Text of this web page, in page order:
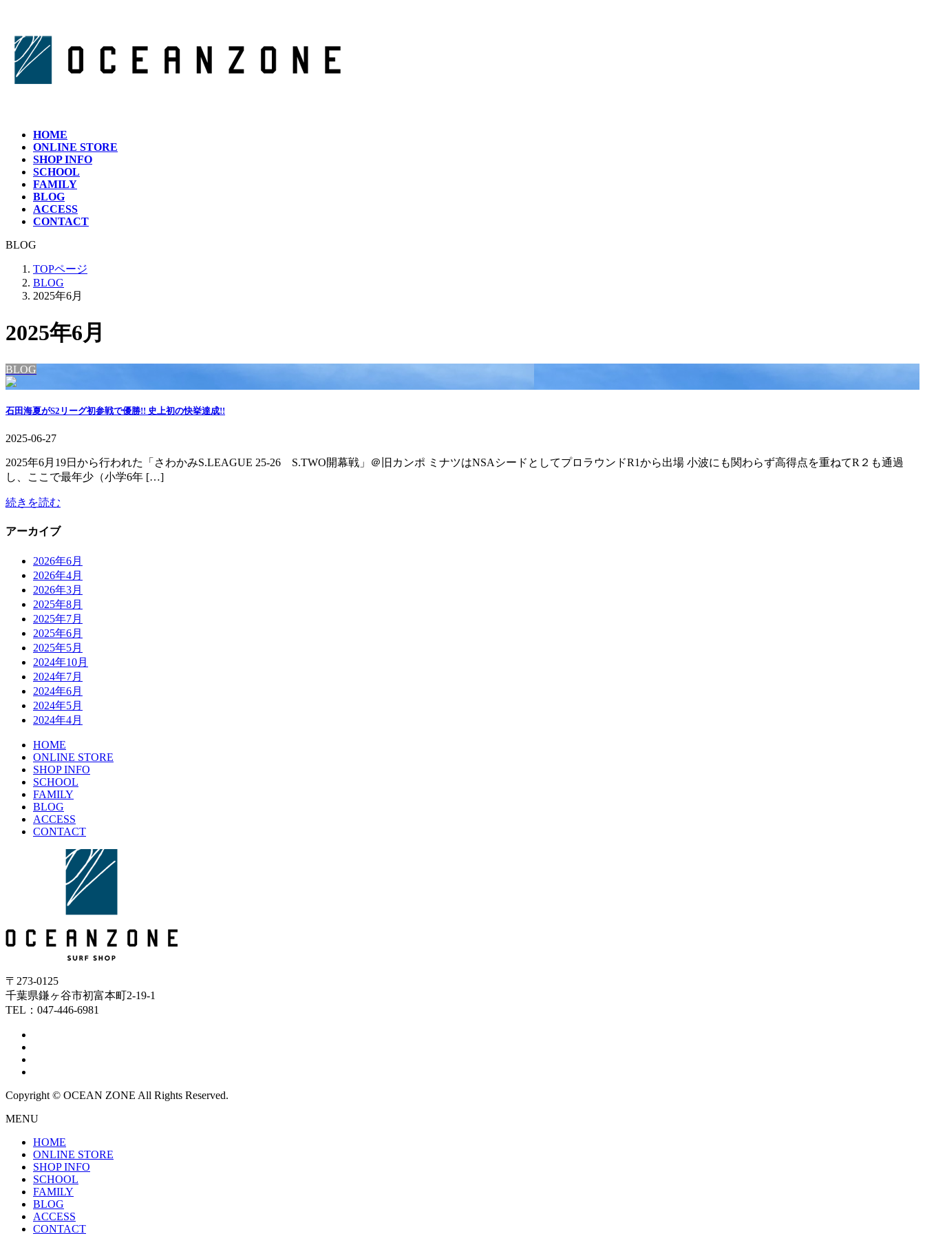
テ
ン
へ
ゲ
ー
ョ
HOME
ONLINE STORE
SHOP INFO
SCHOOL
FAMILY
BLOG
ACCESS
CONTACT
BLOG
TOPページ
BLOG
2025年6月
2025年6月
BLOG
石田海夏がS2リーグ初参戦で優勝!! 史上初の快挙達成!!
2025-06-27
2025年6月19日から行われた「さわかみS.LEAGUE 25-26 S.TWO開幕戦」＠旧カンポ ミナツはNSAシードとしてプロラウンドR1から出場 小波にも関わらず高得点を重ねてR２も通過
し、ここで最年少（小学6年 […]
続きを読む
アーカイブ
2026年6月
2026年4月
2026年3月
2025年8月
2025年7月
2025年6月
2025年5月
2024年10月
2024年7月
2024年6月
2024年5月
2024年4月
HOME
ONLINE STORE
SHOP INFO
SCHOOL
FAMILY
BLOG
ACCESS
CONTACT
〒273-0125
千葉県鎌ヶ谷市初富本町2-19-1
TEL：047-446-6981
Copyright © OCEAN ZONE All Rights Reserved.
MENU
HOME
ONLINE STORE
SHOP INFO
SCHOOL
FAMILY
BLOG
ACCESS
CONTACT